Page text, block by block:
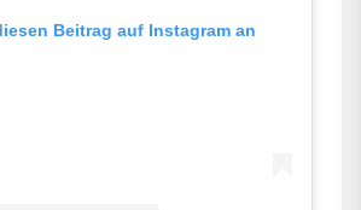
Beitrag auf Instagram an